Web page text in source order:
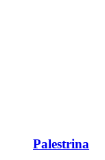
Palestrina